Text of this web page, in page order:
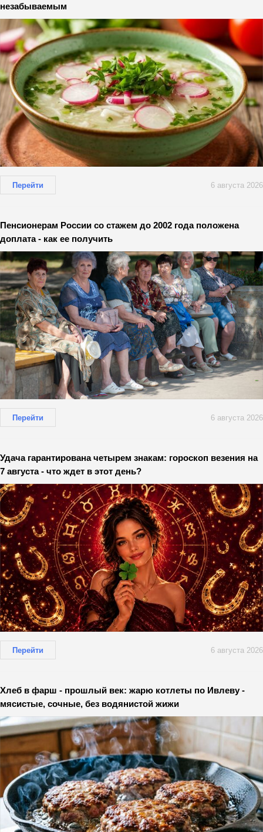
незабываемым
Перейти 6 августа 2026
Пенсионерам России со стажем до 2002 года положена
доплата - как ее получить
Перейти 6 августа 2026
Удача гарантирована четырем знакам: гороскоп везения на
7 августа - что ждет в этот день?
Перейти 6 августа 2026
Хлеб в фарш - прошлый век: жарю котлеты по Ивлеву -
мясистые, сочные, без водянистой жижи